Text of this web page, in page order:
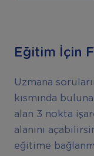
Eğitim İçin
Uzmana
kısmında
alan 3 nokta
alanını
eğitime